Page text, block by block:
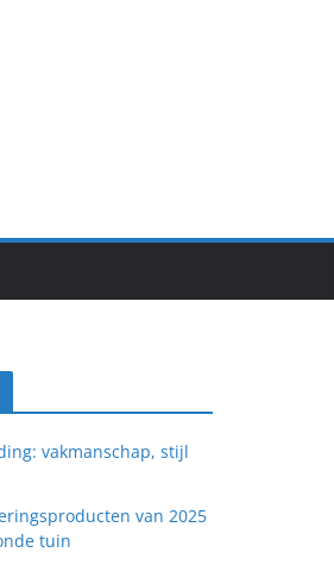
vakmanschap, stijl
van 2025
tuin